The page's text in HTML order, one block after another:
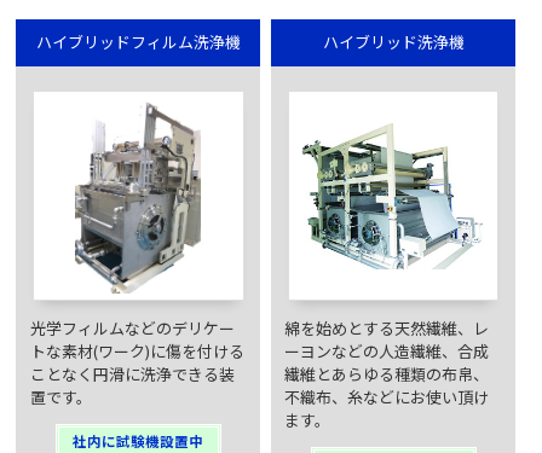
ハイブリッドフィルム洗浄機
光学フィルムなどのデリケー
トな素材(ワーク)に傷を付ける
ことなく円滑に洗浄できる装
置です。
社内に試験機設置中
ハイブリッド洗浄機
綿を始めとする天然繊維、レ
ーヨンなどの人造繊維、合成
繊維とあらゆる種類の布帛、
不織布、糸などにお使い頂け
ます。